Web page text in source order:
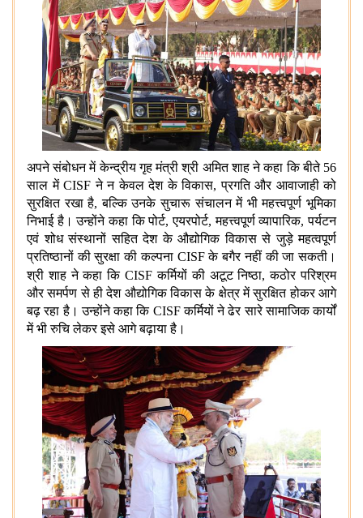
अपने संबोधन में केन्द्रीय गृह मंत्री श्री अमित शाह ने कहा कि बीते 56
साल में CISF ने न केवल देश के विकास, प्रगति और आवाजाही को
सुरक्षित रखा है, बल्कि उनके सुचारू संचालन में भी महत्त्वपूर्ण भूमिका
निभाई है। उन्होंने कहा कि पोर्ट, एयरपोर्ट, महत्त्वपूर्ण व्यापारिक, पर्यटन
एवं शोध संस्थानों सहित देश के औद्योगिक विकास से जुड़े महत्वपूर्ण
प्रतिष्ठानों की सुरक्षा की कल्पना CISF के बगैर नहीं की जा सकती।
श्री शाह ने कहा कि CISF कर्मियों की अटूट निष्ठा, कठोर परिश्रम
और समर्पण से ही देश औद्योगिक विकास के क्षेत्र में सुरक्षित होकर आगे
बढ़ रहा है। उन्होंने कहा कि CISF कर्मियों ने ढेर सारे सामाजिक कार्यों
में भी रुचि लेकर इसे आगे बढ़ाया है।